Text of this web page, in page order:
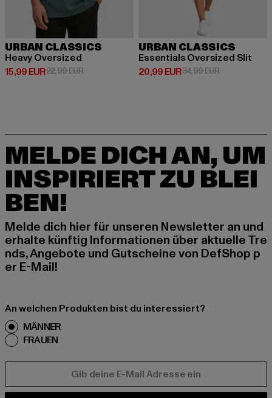
URBAN CLASSICS
Heavy Oversized
15,99 EUR
Derzeitiger Preis: 15,99 EUR
22,99 EURAktionspreis: 22,99 EUR
URBAN CLASSICS
Essentials Oversized Slit
20,99 EUR
Derzeitiger Preis: 20,99 EUR
34,99 EURAktionspreis:
MELDE DICH AN, UM
INSPIRIERT ZU BLEI
BEN!
Melde dich hier für unseren Newsletter an und
erhalte künftig Informationen über aktuelle Tre
nds, Angebote und Gutscheine von DefShop p
er E-Mail!
An welchen Produkten bist du interessiert?
MÄNNER
FRAUEN